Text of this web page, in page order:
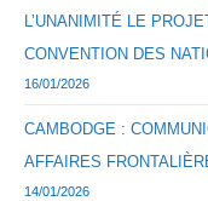
L’UNANIMITÉ LE
CONVENTION DES
16/01/2026
CAMBODGE :
AFFAIRES
14/01/2026